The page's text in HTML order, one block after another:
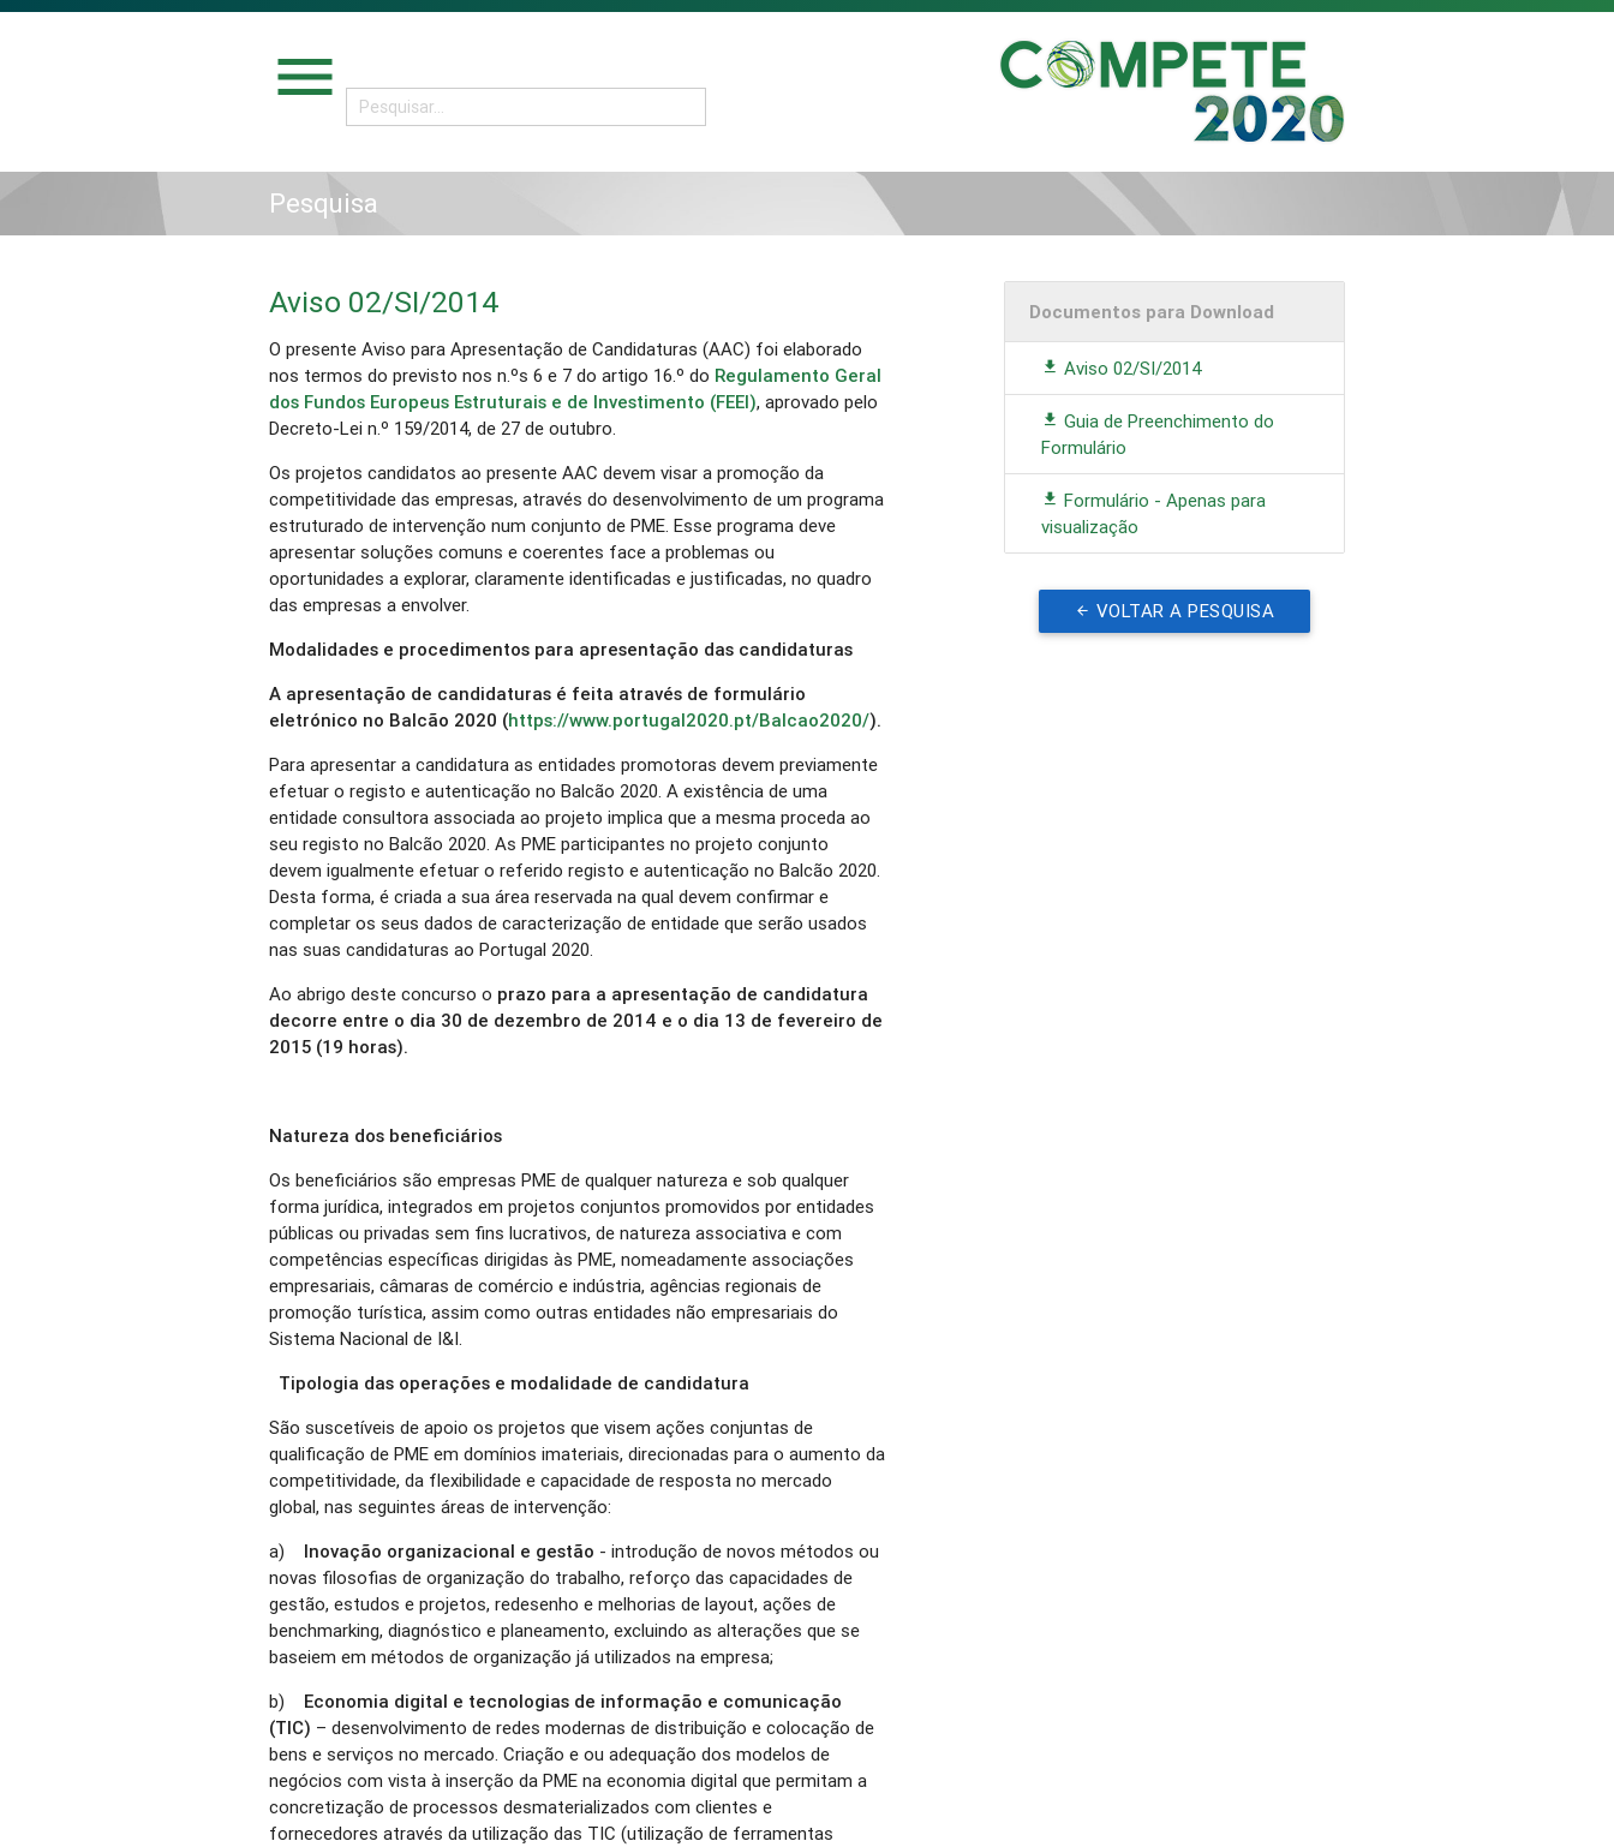
menu
Pesquisa
Aviso 02/SI/2014
O presente Aviso para Apresentação de Candidaturas (AAC) foi elaborado
nos termos do previsto nos n.ºs 6 e 7 do artigo 16.º do Regulamento Geral
dos Fundos Europeus Estruturais e de Investimento (FEEI), aprovado pelo
Decreto-Lei n.º 159/2014, de 27 de outubro.
Os projetos candidatos ao presente AAC devem visar a promoção da
competitividade das empresas, através do desenvolvimento de um programa
estruturado de intervenção num conjunto de PME. Esse programa deve
apresentar soluções comuns e coerentes face a problemas ou
oportunidades a explorar, claramente identificadas e justificadas, no quadro
das empresas a envolver.
Modalidades e procedimentos para apresentação das candidaturas
A apresentação de candidaturas é feita através de formulário
eletrónico no Balcão 2020 (https://www.portugal2020.pt/Balcao2020/).
Para apresentar a candidatura as entidades promotoras devem previamente
efetuar o registo e autenticação no Balcão 2020. A existência de uma
entidade consultora associada ao projeto implica que a mesma proceda ao
seu registo no Balcão 2020. As PME participantes no projeto conjunto
devem igualmente efetuar o referido registo e autenticação no Balcão 2020.
Desta forma, é criada a sua área reservada na qual devem confirmar e
completar os seus dados de caracterização de entidade que serão usados
nas suas candidaturas ao Portugal 2020.
Ao abrigo deste concurso o prazo para a apresentação de candidatura
decorre entre o dia 30 de dezembro de 2014 e o dia 13 de fevereiro de
2015 (19 horas).
Natureza dos beneficiários
Os beneficiários são empresas PME de qualquer natureza e sob qualquer
forma jurídica, integrados em projetos conjuntos promovidos por entidades
públicas ou privadas sem fins lucrativos, de natureza associativa e com
competências específicas dirigidas às PME, nomeadamente associações
empresariais, câmaras de comércio e indústria, agências regionais de
promoção turística, assim como outras entidades não empresariais do
Sistema Nacional de I&I.
Tipologia das operações e modalidade de candidatura
São suscetíveis de apoio os projetos que visem ações conjuntas de
qualificação de PME em domínios imateriais, direcionadas para o aumento da
competitividade, da flexibilidade e capacidade de resposta no mercado
global, nas seguintes áreas de intervenção:
a) Inovação organizacional e gestão - introdução de novos métodos ou
novas filosofias de organização do trabalho, reforço das capacidades de
gestão, estudos e projetos, redesenho e melhorias de layout, ações de
benchmarking, diagnóstico e planeamento, excluindo as alterações que se
baseiem em métodos de organização já utilizados na empresa;
b) Economia digital e tecnologias de informação e comunicação
(TIC) – desenvolvimento de redes modernas de distribuição e colocação de
bens e serviços no mercado. Criação e ou adequação dos modelos de
negócios com vista à inserção da PME na economia digital que permitam a
concretização de processos desmaterializados com clientes e
fornecedores através da utilização das TIC (utilização de ferramentas
Documentos para Download
Aviso 02/SI/2014
Guia de Preenchimento do
Formulário
Formulário - Apenas para
visualização
VOLTAR A PESQUISA